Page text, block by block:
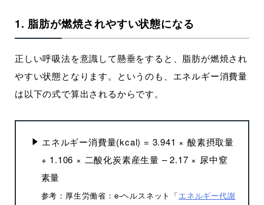
1. 脂肪が燃焼されやすい状態になる
正しい呼吸法を意識して懸垂をすると、脂肪が燃焼され
やすい状態となります。というのも、エネルギー消費量
は以下の式で算出されるからです。
エネルギー消費量(kcal) = 3.941 × 酸素摂取量
+ 1.106 × 二酸化炭素産生量 – 2.17 × 尿中窒
素量
参考：厚生労働省：e-ヘルスネット「エネルギー代謝